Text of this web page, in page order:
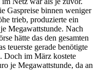
Gaspreise binnen weniger
trieb, produzierte ein
Megawattstunde. Nach
hätte das den gesamten
teuerste gerade benötigte
Doch im März kostete
je Megawattstunde, da an